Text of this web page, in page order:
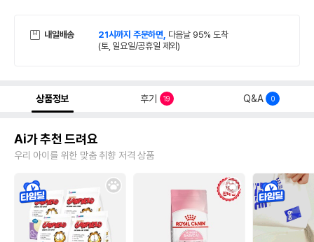
내일배송 21시까지 주문하면, 다음날 95% 도착
(토, 일요일/공휴일 제외)
상품정보 후기 19 Q&A 0
Ai가 추천 드려요
우리 아이를 위한 맞춤 취향 저격 상품